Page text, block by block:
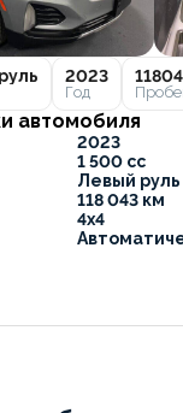
2023
Год
автомобиля
2023
1 500 cc
Левый руль
118 043 км
4x4